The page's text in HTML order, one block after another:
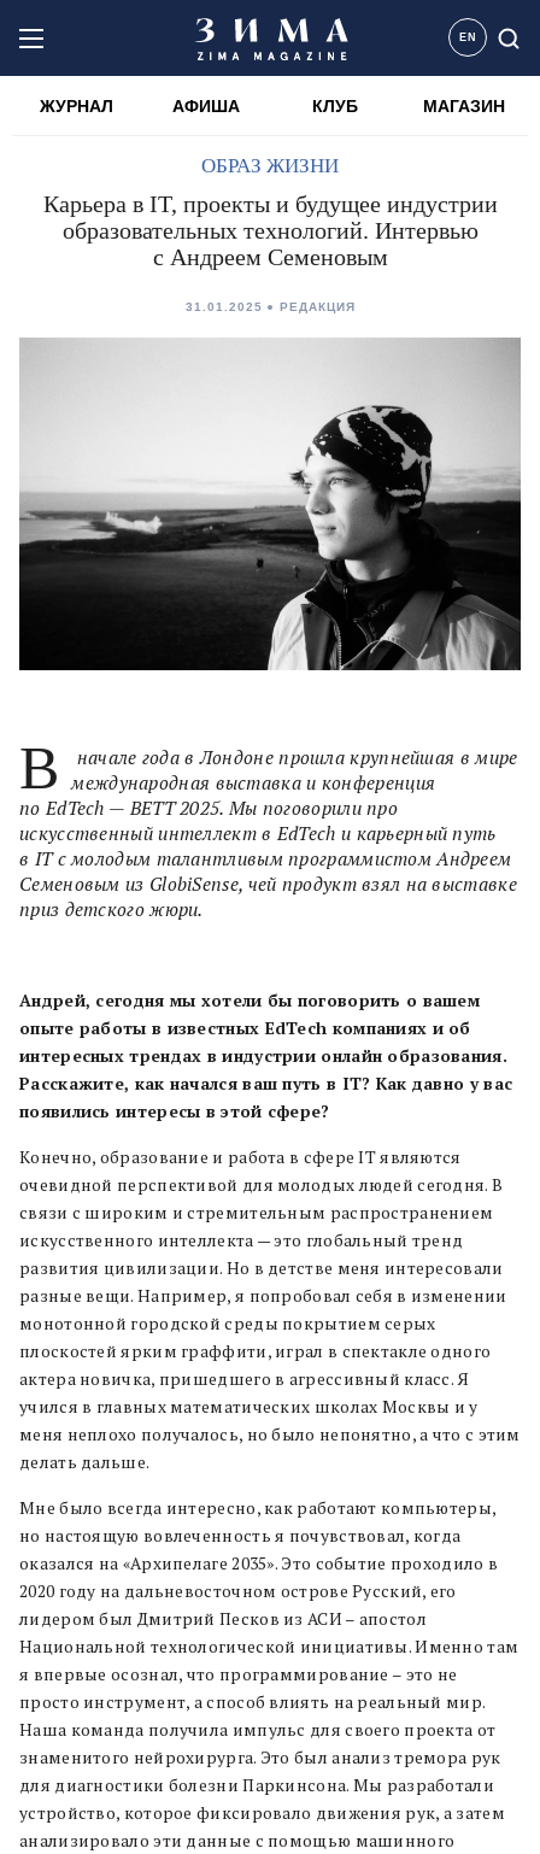
EN
ЖУРНАЛ АФИША КЛУБ МАГАЗИН
ОБРАЗ ЖИЗНИ
Карьера в IT, проекты и будущее индустрии
образовательных технологий. Интервью
с Андреем Семеновым
31.01.2025 РЕДАКЦИЯ
В
начале года в Лондоне прошла крупнейшая в мире
международная выставка и конференция
по EdTech — BETT 2025. Мы поговорили про
искусственный интеллект в EdTech и карьерный путь
в IT с молодым талантливым программистом Андреем
Семеновым из GlobiSense, чей продукт взял на выставке
приз детского жюри.
Андрей, сегодня мы хотели бы поговорить о вашем
опыте работы в известных EdTech компаниях и об
интересных трендах в индустрии онлайн образования.
Расскажите, как начался ваш путь в IT? Как давно у вас
появились интересы в этой сфере?
Конечно, образование и работа в сфере IT являются
очевидной перспективой для молодых людей сегодня. В
связи с широким и стремительным распространением
искусственного интеллекта — это глобальный тренд
развития цивилизации. Но в детстве меня интересовали
разные вещи. Например, я попробовал себя в изменении
монотонной городской среды покрытием серых
плоскостей ярким граффити, играл в спектакле одного
актера новичка, пришедшего в агрессивный класс. Я
учился в главных математических школах Москвы и у
меня неплохо получалось, но было непонятно, а что с этим
делать дальше.
Мне было всегда интересно, как работают компьютеры,
но настоящую вовлеченность я почувствовал, когда
оказался на «Архипелаге 2035». Это событие проходило в
2020 году на дальневосточном острове Русский, его
лидером был Дмитрий Песков из АСИ – апостол
Национальной технологической инициативы. Именно там
я впервые осознал, что программирование – это не
просто инструмент, а способ влиять на реальный мир.
Наша команда получила импульс для своего проекта от
знаменитого нейрохирурга. Это был анализ тремора рук
для диагностики болезни Паркинсона. Мы разработали
устройство, которое фиксировало движения рук, а затем
анализировало эти данные с помощью машинного